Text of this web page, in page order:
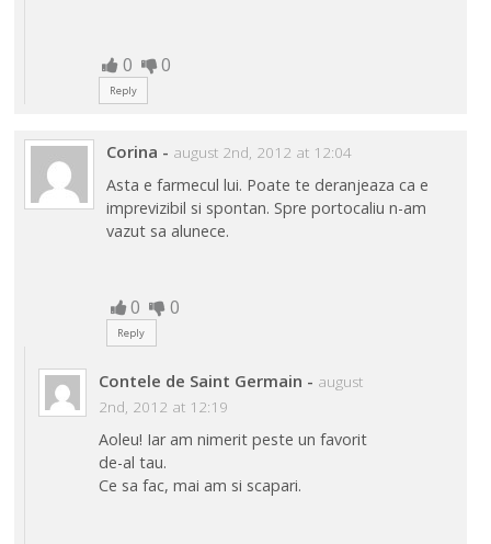
0 0
Reply
Corina - august 2nd, 2012 at 12:04
Asta e farmecul lui. Poate te deranjeaza ca e
imprevizibil si spontan. Spre portocaliu n-am
vazut sa alunece.
0 0
Reply
Contele de Saint Germain - august
2nd, 2012 at 12:19
Aoleu! Iar am nimerit peste un favorit
de-al tau.
Ce sa fac, mai am si scapari.